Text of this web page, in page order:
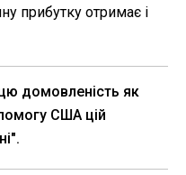
прибутку отримає і
домовленість як
США цій